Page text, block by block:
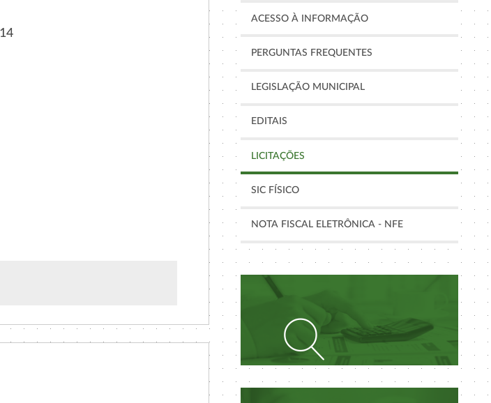
ACESSO À INFORMAÇÃO
PERGUNTAS FREQUENTES
LEGISLAÇÃO MUNICIPAL
EDITAIS
LICITAÇÕES
SIC FÍSICO
NOTA FISCAL ELETRÔNICA - NFE